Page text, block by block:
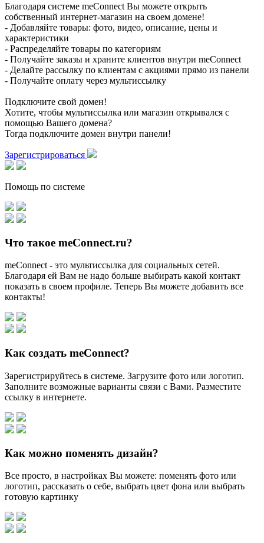
Благодаря системе meConnect Вы можете открыть
собственный интернет-магазин на своем домене!
- Добавляйте товары: фото, видео, описание, цены и
характеристики
- Распределяйте товары по категориям
- Получайте заказы и храните клиентов внутри meConnect
- Делайте рассылку по клиентам с акциями прямо из панели
- Получайте оплату через мультиссылку
Подключите свой домен!
Хотите, чтобы мультиссылка или магазин открывался с
помощью Вашего домена?
Тогда подключите домен внутри панели!
Зарегистрироваться
Помощь по системе
Что такое meConnect.ru?
meConnect - это мультиссылка для социальных сетей.
Благодаря ей Вам не надо больше выбирать какой контакт
показать в своем профиле. Теперь Вы можете добавить все
контакты!
Как создать meConnect?
Зарегистрируйтесь в системе. Загрузите фото или логотип.
Заполните возможные варианты связи с Вами. Разместите
ссылку в интернете.
Как можно поменять дизайн?
Все просто, в настройках Вы можете: поменять фото или
логотип, рассказать о себе, выбрать цвет фона или выбрать
готовую картинку